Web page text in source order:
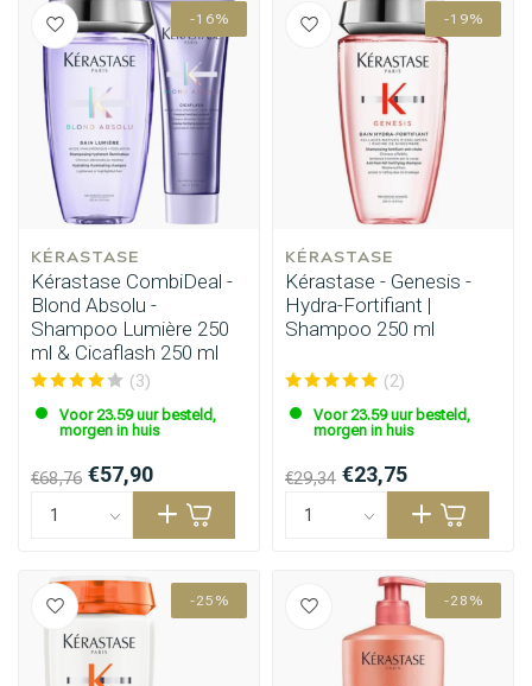
Omvorming CombiDeals
-16%
KÉRASTASE
Kérastase CombiDeal -
Blond Absolu -
Shampoo Lumière 250
ml & Cicaflash 250 ml
(3)
Voor 23.59 uur besteld,
morgen in huis
€68,76 €57,90
-19%
KÉRASTASE
Kérastase - Genesis -
Hydra-Fortifiant |
Shampoo 250 ml
(2)
Voor 23.59 uur besteld,
morgen in huis
€29,34 €23,75
-25% -28%